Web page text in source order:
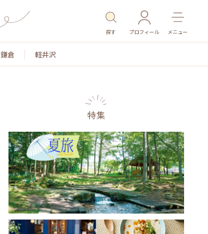
探す プロフィール メニュー
鎌倉 軽井沢
名所・旧跡 温泉・スパ その他施設 ごはん
特集